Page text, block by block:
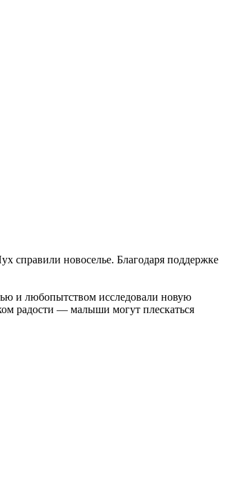
справили новоселье. Благодаря поддержке
и любопытством исследовали новую
радости — малыши могут плескаться